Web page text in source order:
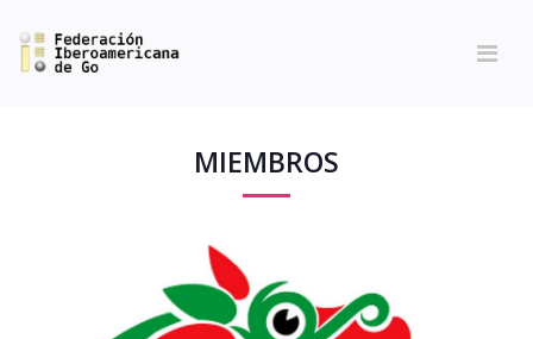
MIEMBROS